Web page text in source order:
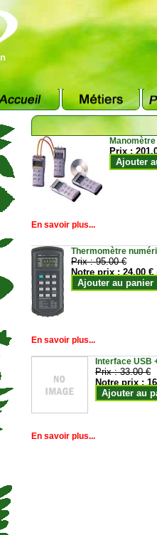
Prix :
Ajouter
En savoir plus...
Thermomètre
Prix :95.00 €
Notre prix :24.00 €
Ajouter au panier
En savoir plus...
Interface USB
Prix :33.00 €
Notre prix :
Ajouter au
En savoir plus...